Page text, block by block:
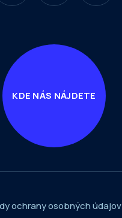
KDE NÁS NÁJDETE
ochrany osobných údajov